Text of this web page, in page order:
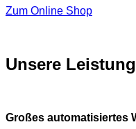
Zum Online Shop
Unsere
Großes automatisiertes